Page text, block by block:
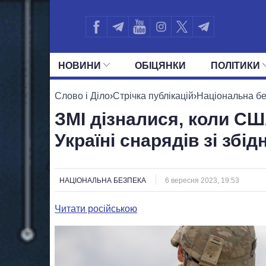
НОВИНИ ОБIЦЯНКИ ПОЛIТИКИ
УСІ ПОЛІТИКИ ПРЕЗИДЕНТ І
Слово і Діло›Стрічка публікацій›Національна
ЗМІ дізналися, коли
Україні снарядів зі
НАЦІОНАЛЬНА БЕЗПЕКА 6 вересня 2023, 19:53
Читати російською